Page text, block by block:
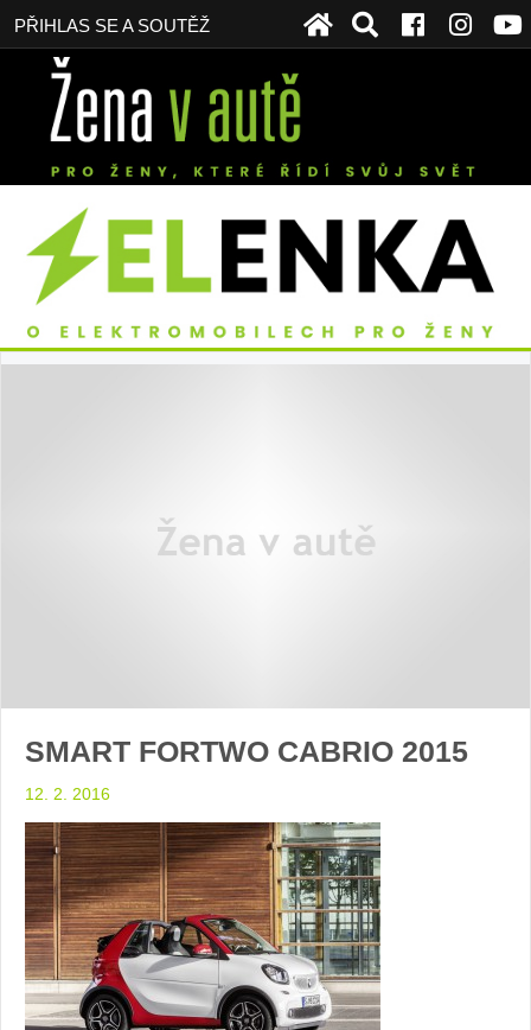
PŘIHLAS SE A SOUTĚŽ
SMART FORTWO CABRIO 2015
12. 2. 2016